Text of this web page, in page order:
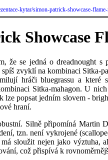
kytar/simon-patrick-showcase-
Showcase
že se jedná o dreadnought s
zvyklí na kombinaci Sitka-
hráči bluegrassu a které
Sitka-mahagon. U
popsat jedním slovem -
hraní.
Silně připomíná Martin
tzn. není vykrojené
sloužit nejen jako výztuha,
což přispívá k